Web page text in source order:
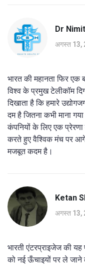
Dr
अगस्त 13,
भारत की महानता फिर एक
विश्व के प्रमुख टेलीकॉम
दिखाता है कि हमारे
दम है जितना कभी माना
कंपनियों के लिए एक प्रेरणा
करते हुए वैश्विक मंच पर
मजबूत कदम है।
Ketan
अगस्त 13,
भारती एंटरप्राइजेज की
को नई ऊँचाइयों पर ले जाने